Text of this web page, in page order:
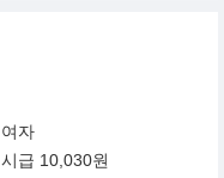
여자
시급 10,030원